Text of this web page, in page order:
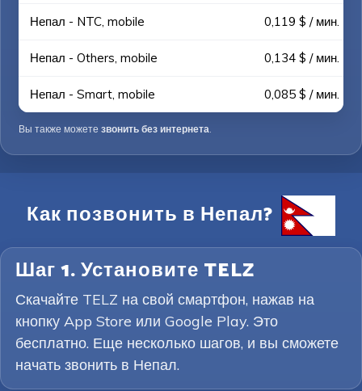
Непал - NTC, mobile 0,119 $ / мин.
Непал - Others, mobile 0,134 $ / мин.
Непал - Smart, mobile 0,085 $ / мин.
Вы также можете звонить без интернета.
Как позвонить в Непал?
Шаг 1. Установите TELZ
Скачайте TELZ на свой смартфон, нажав на
кнопку App Store или Google Play. Это
бесплатно. Еще несколько шагов, и вы сможете
начать звонить в Непал.